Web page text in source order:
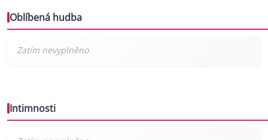
Oblíbená hudba
Intimnosti